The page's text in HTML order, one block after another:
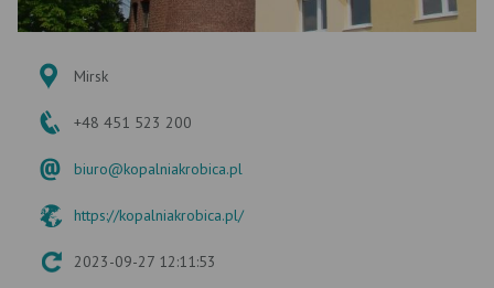
Mirsk
+48 451 523 200
biuro@kopalniakrobica.pl
https://kopalniakrobica.pl/
2023-09-27 12:11:53